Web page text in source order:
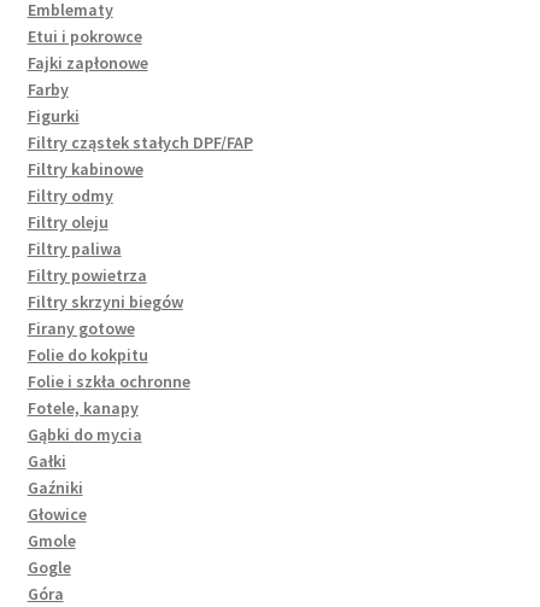
Emblematy
Etui i pokrowce
Fajki zapłonowe
Farby
Figurki
Filtry cząstek stałych DPF/FAP
Filtry kabinowe
Filtry odmy
Filtry oleju
Filtry paliwa
Filtry powietrza
Filtry skrzyni biegów
Firany gotowe
Folie do kokpitu
Folie i szkła ochronne
Fotele, kanapy
Gąbki do mycia
Gałki
Gaźniki
Głowice
Gmole
Gogle
Góra